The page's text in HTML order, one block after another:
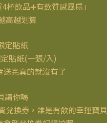
飲品➕有飲質感風扇」
高越划算
定貼紙
貼紙(一張/入)
完真的就沒有了
請你喝
兌換券，誰是有飲的幸運寶